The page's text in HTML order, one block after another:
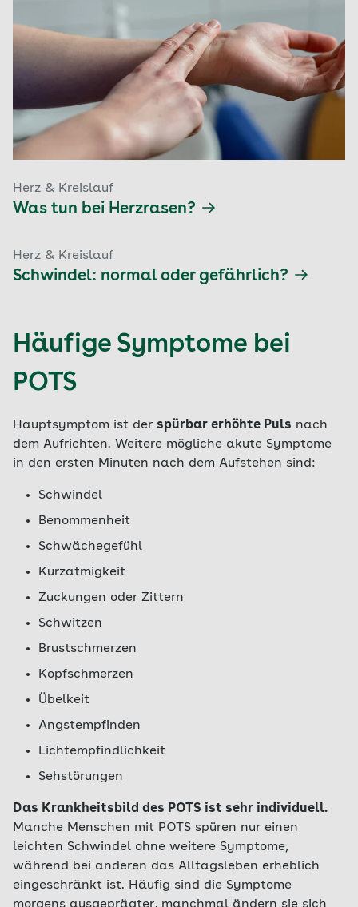
Herz & Kreislauf
Was tun bei Herzrasen?
Herz & Kreislauf
Schwindel: normal oder gefährlich?
Häufige Symptome bei
POTS
Hauptsymptom ist der spürbar erhöhte Puls nach
dem Aufrichten. Weitere mögliche akute Symptome
in den ersten Minuten nach dem Aufstehen sind:
Schwindel
Benommenheit
Schwächegefühl
Kurzatmigkeit
Zuckungen oder Zittern
Schwitzen
Brustschmerzen
Kopfschmerzen
Übelkeit
Angstempfinden
Lichtempfindlichkeit
Sehstörungen
Das Krankheitsbild des POTS ist sehr individuell.
Manche Menschen mit POTS spüren nur einen
leichten Schwindel ohne weitere Symptome,
während bei anderen das Alltagsleben erheblich
eingeschränkt ist. Häufig sind die Symptome